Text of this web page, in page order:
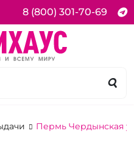
8 (800) 301-70-69
Пермь Чердынская